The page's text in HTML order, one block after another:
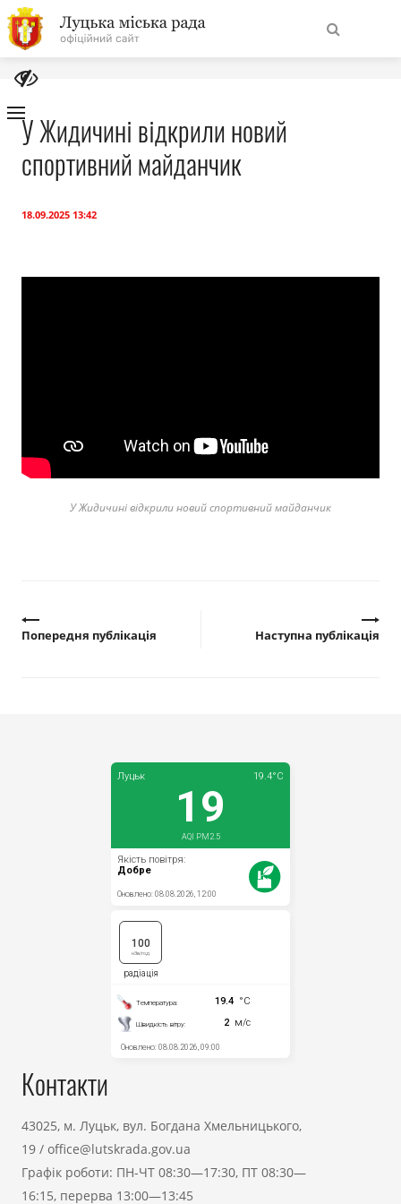
На
головну
НавігаціяПро місто
Документи
У Жидичині відкрили новий
спортивний майданчик
18.09.2025 13:42
У Жидичині відкрили новий спортивний майданчик
Попередня публікація Наступна публікація
Контакти
43025, м. Луцьк, вул. Богдана Хмельницького,
19 / office@lutskrada.gov.ua
Графік роботи: ПН-ЧТ 08:30—17:30, ПТ 08:30—
16:15, перерва 13:00—13:45